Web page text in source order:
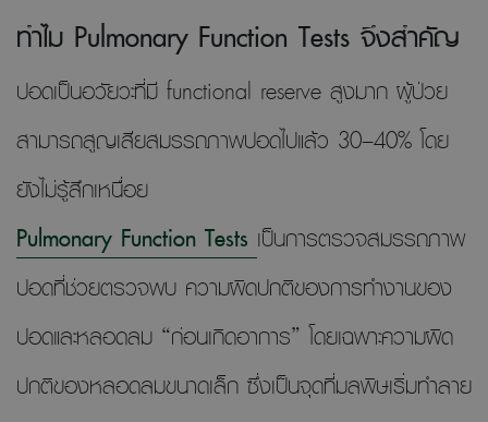
ทำไม Pulmonary Function Tests จึงสำคัญ
ปอดเป็นอวัยวะที่มี functional reserve สูงมาก ผู้ป่วย
สามารถสูญเสียสมรรถภาพปอดไปแล้ว 30–40% โดย
ยังไม่รู้สึกเหนื่อย
Pulmonary Function Tests เป็นการตรวจสมรรถภาพ
ปอดที่ช่วยตรวจพบ ความผิดปกติของการทำงานของ
ปอดและหลอดลม “ก่อนเกิดอาการ” โดยเฉพาะความผิด
ปกติของหลอดลมขนาดเล็ก ซึ่งเป็นจุดที่มลพิษเริ่มทำลาย